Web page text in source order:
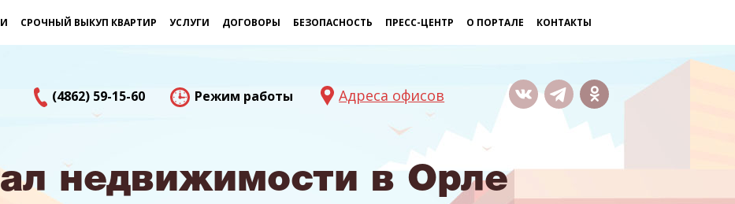
СРОЧНЫЙ ВЫКУП КВАРТИР УСЛУГИ ДОГОВОРЫ БЕЗОПАСНОСТЬ ПРЕСС-ЦЕНТР О ПОРТАЛЕ КОНТАКТЫ
(4862) 59-15-60 Режим работы Адреса офисов
недвижимости в Орле